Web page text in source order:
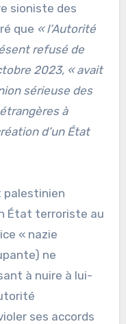
sioniste des
que « l’Autorité
refusé de
2023, « avait
sérieuse des
à
d’un État
palestinien
État terroriste au
« nazie
ne
à nuire à lui-
ses accords